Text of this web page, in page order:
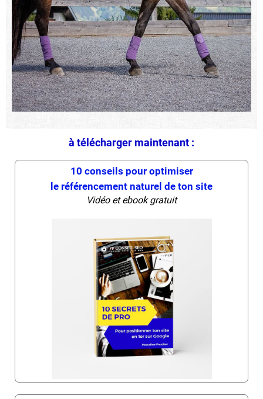
à télécharger maintenant :
10 conseils pour optimiser
le référencement naturel de ton site
Vidéo et ebook gratuit